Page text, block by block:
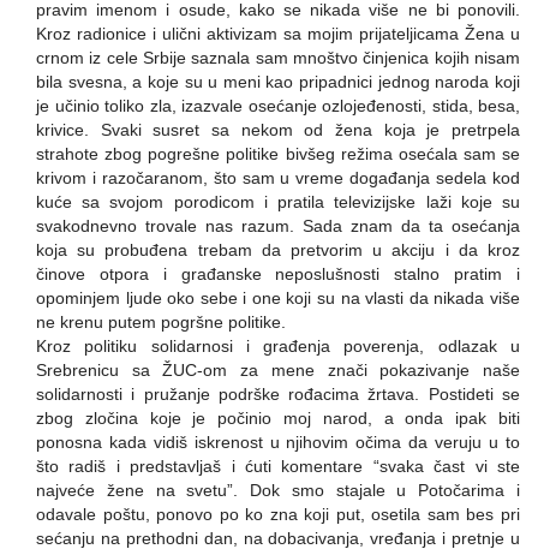
pravim imenom i osude, kako se nikada više ne bi ponovili.
Kroz radionice i ulični aktivizam sa mojim prijateljicama Žena u
crnom iz cele Srbije saznala sam mnoštvo činjenica kojih nisam
bila svesna, a koje su u meni kao pripadnici jednog naroda koji
je učinio toliko zla, izazvale osećanje ozlojeđenosti, stida, besa,
krivice. Svaki susret sa nekom od žena koja je pretrpela
strahote zbog pogrešne politike bivšeg režima osećala sam se
krivom i razočaranom, što sam u vreme događanja sedela kod
kuće sa svojom porodicom i pratila televizijske laži koje su
svakodnevno trovale nas razum. Sada znam da ta osećanja
koja su probuđena trebam da pretvorim u akciju i da kroz
činove otpora i građanske neposlušnosti stalno pratim i
opominjem ljude oko sebe i one koji su na vlasti da nikada više
ne krenu putem pogršne politike.
Kroz politiku solidarnosi i građenja poverenja, odlazak u
Srebrenicu sa ŽUC-om za mene znači pokazivanje naše
solidarnosti i pružanje podrške rođacima žrtava. Postideti se
zbog zločina koje je počinio moj narod, a onda ipak biti
ponosna kada vidiš iskrenost u njihovim očima da veruju u to
što radiš i predstavljaš i ćuti komentare “svaka čast vi ste
najveće žene na svetu”. Dok smo stajale u Potočarima i
odavale poštu, ponovo po ko zna koji put, osetila sam bes pri
sećanju na prethodni dan, na dobacivanja, vređanja i pretnje u